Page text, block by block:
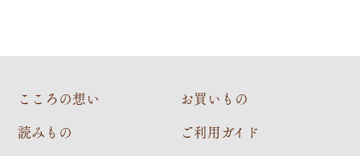
こころの想い
読みもの
お買いもの
ご利用ガイド